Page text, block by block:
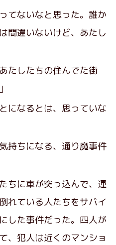
てないなと思った。誰か
間違いないけど、あたし
たしたちの住んでた街
になるとは、思っていな
持ちになる、通り魔事件
ちに車が突っ込んで、運
れている人たちをサバイ
した事件だった。四人が
、犯人は近くのマンショ